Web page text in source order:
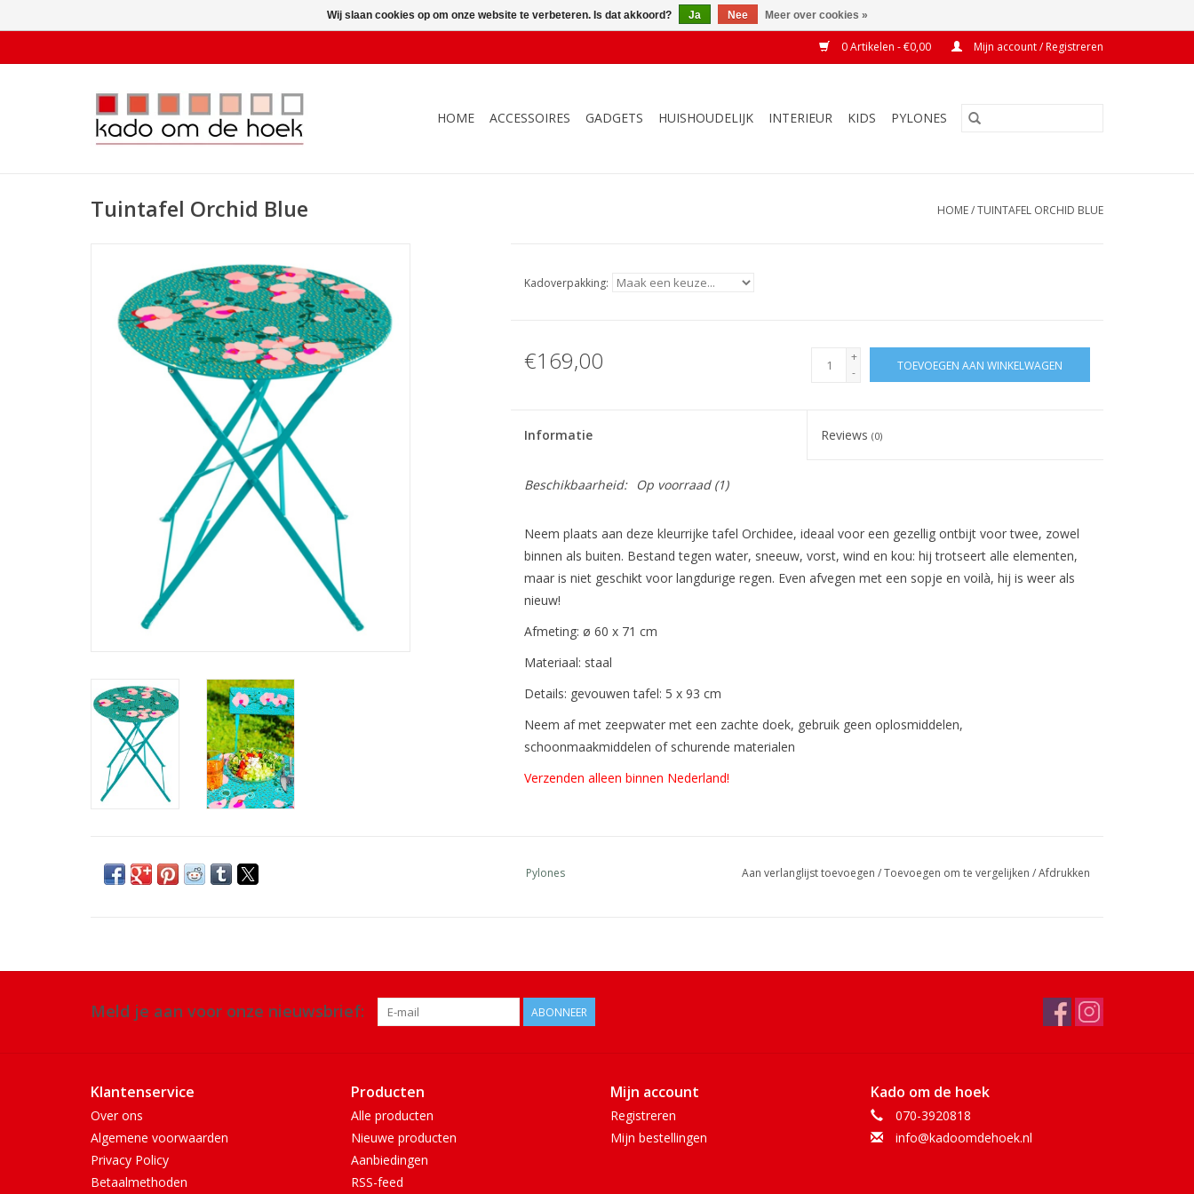
0 Artikelen - €0,00 Mijn account / Registreren
HOME ACCESSOIRES GADGETS HUISHOUDELIJK INTERIEUR KIDS PYLONES
Tuintafel Orchid Blue HOME/TUINTAFEL ORCHID BLUE
Kadoverpakking:
€169,00
+
-
TOEVOEGEN AAN WINKELWAGEN
Informatie Reviews(0)
Beschikbaarheid: Op voorraad(1)
Neem plaats aan deze kleurrijke tafel Orchidee, ideaal voor een gezellig ontbijt voor twee, zowel
binnen als buiten. Bestand tegen water, sneeuw, vorst, wind en kou: hij trotseert alle elementen,
maar is niet geschikt voor langdurige regen. Even afvegen met een sopje en voilà, hij is weer als
nieuw!
Afmeting: ø 60 x 71 cm
Materiaal: staal
Details: gevouwen tafel: 5 x 93 cm
Neem af met zeepwater met een zachte doek, gebruik geen oplosmiddelen,
schoonmaakmiddelen of schurende materialen
Verzenden alleen binnen Nederland!
Pylones Aan verlanglijst toevoegen /Toevoegen om te vergelijken /Afdrukken
Meld je aan voor onze nieuwsbrief: ABONNEER
Klantenservice
Over ons
Algemene voorwaarden
Privacy Policy
Betaalmethoden
Producten
Alle producten
Nieuwe producten
Aanbiedingen
RSS-feed
Mijn account
Registreren
Mijn bestellingen
Kado om de hoek
070-3920818
info@kadoomdehoek.nl
Wij slaan cookies op om onze website te verbeteren. Is dat akkoord? Ja Nee Meer over cookies »